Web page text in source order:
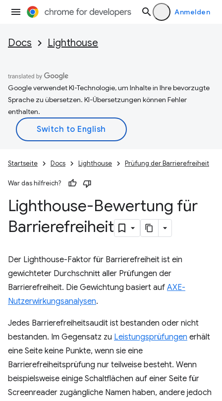
Anmelden
Docs Lighthouse
Google verwendet KI-Technologie, um Inhalte in Ihre bevorzugte
Sprache zu übersetzen. KI-Übersetzungen können Fehler
enthalten.
Startseite Docs Lighthouse Prüfung der Barrierefreiheit
War das hilfreich?
Lighthouse-Bewertung für
Barrierefreiheit
Der Lighthouse-Faktor für Barrierefreiheit ist ein
gewichteter Durchschnitt aller Prüfungen der
Barrierefreiheit. Die Gewichtung basiert auf AXE-
Nutzerwirkungsanalysen.
Jedes Barrierefreiheitsaudit ist bestanden oder nicht
bestanden. Im Gegensatz zu Leistungsprüfungen erhält
eine Seite keine Punkte, wenn sie eine
Barrierefreiheitsprüfung nur teilweise besteht. Wenn
beispielsweise einige Schaltflächen auf einer Seite für
Screenreader zugängliche Namen haben, andere jedoch